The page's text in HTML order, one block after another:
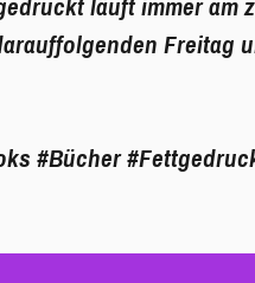
läuft immer am
Freitag
#Bücher